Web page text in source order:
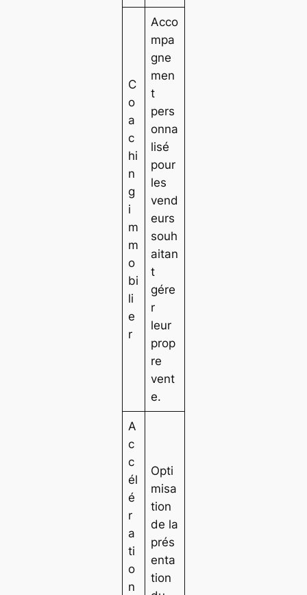
C
o
a
c
hi
n
g
i
m
m
o
bi
li
e
r
Acco
mpa
gne
men
t
pers
onna
lisé
pour
les
vend
eurs
souh
aitan
t
gére
r
leur
prop
re
vent
e.
A
c
c
él
é
r
a
ti
o
n
Opti
misa
tion
de la
prés
enta
tion